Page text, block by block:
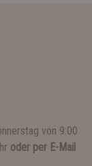
von 9:00
oder per E-Mail